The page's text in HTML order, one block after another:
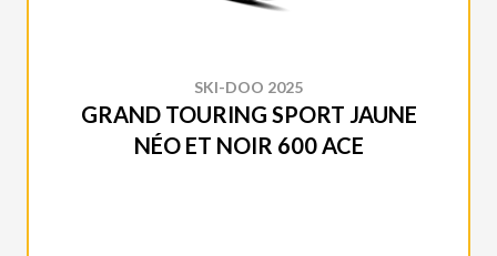
SKI-DOO 2025
GRAND TOURING SPORT JAUNE
NÉO ET NOIR 600 ACE